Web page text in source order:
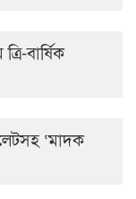
বার্ষিক
‘মাদক